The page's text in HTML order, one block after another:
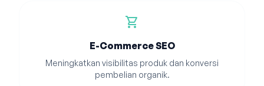
shopping_cart
E-Commerce SEO
Meningkatkan visibilitas produk dan konversi
pembelian organik.